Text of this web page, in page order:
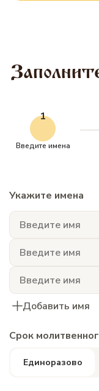
1
Введите имена
Укажите имена
Добавить имя
Срок
Единоразово